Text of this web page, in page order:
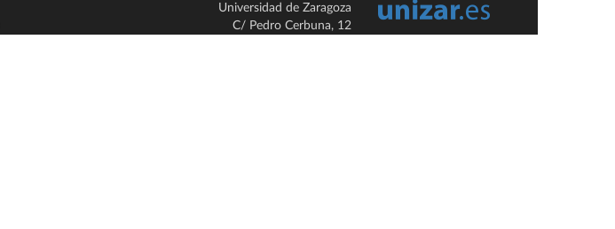
Universidad de Zaragoza
C/ Pedro Cerbuna, 12